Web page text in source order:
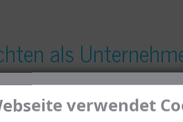
verwendet
als
bei EAR und einem